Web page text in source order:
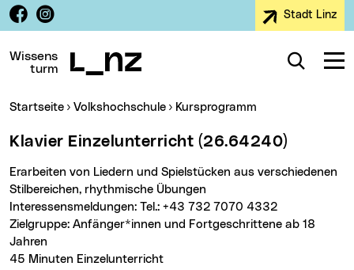
Zur Navigation
Zum Inhalt
Zur Suche
Facebook
Instagram Stadt Linz
Wissens
turm
Suche
Sie sind hier:
Startseite Volkshochschule Kursprogramm
Klavier Einzelunterricht (26.64240)
Erarbeiten von Liedern und Spielstücken aus verschiedenen
Stilbereichen, rhythmische Übungen
Interessensmeldungen: Tel.: +43 732 7070 4332
Zielgruppe: Anfänger*innen und Fortgeschrittene ab 18
Jahren
45 Minuten Einzelunterricht